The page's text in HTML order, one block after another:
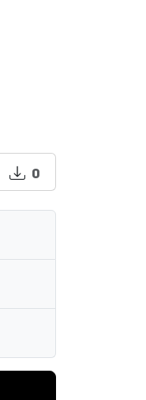
0